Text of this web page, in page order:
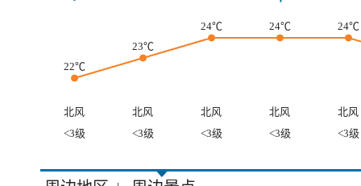
22℃
23℃
24℃ 24℃ 24℃
北风 北风 北风 北风
北风
<3级
<3级 <3级 <3级 <3级